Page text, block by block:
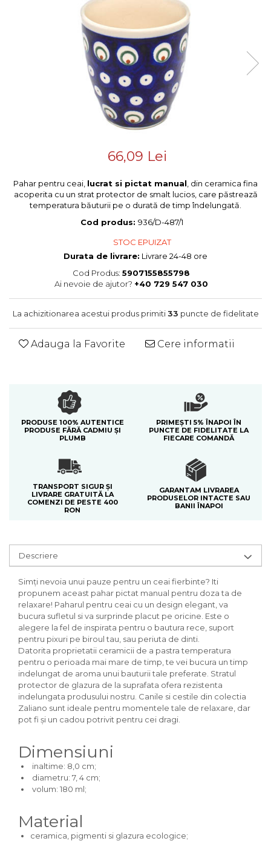
Recipiente depozitare
Accesorii decorative
Colectia Forget-me-nots
Colectia Basket of Blue
Colectiile Country
Colectia Sweet Dreams
Colectia Autumn Garden
Colectia Morning Sunrise
Colectia Infinity
Colectia Morning Glory
Colectia Wild Hearts
Colectia Blue Spring
66,09 Lei
Pahar pentru ceai, lucrat si pictat manual , din ceramica fina
acoperita cu un strat protector de smalt lucios, care păstrează
temperatura băuturii pe o durată de timp îndelungată.
Cod produs: 936/D-487/1
STOC EPUIZAT
Durata de livrare: Livrare 24-48 ore
Cod Produs: 5907155855798
Ai nevoie de ajutor? +40 729 547 030
La achizitionarea acestui produs primiti33 puncte de fidelitate
Adauga la Favorite Cere informatii
PRODUSE 100% AUTENTICE
PRODUSE FĂRĂ CADMIU ȘI
PLUMB
PRIMEȘTI 5% ÎNAPOI ÎN
PUNCTE DE FIDELITATE LA
FIECARE COMANDĂ
TRANSPORT SIGUR ȘI
LIVRARE GRATUITĂ LA
COMENZI DE PESTE 400
RON
GARANTAM LIVRAREA
PRODUSELOR INTACTE SAU
BANII ÎNAPOI
Descriere
Simți nevoia unui pauze pentru un ceai fierbinte? Iti
propunem aceast pahar pictat manual pentru doza ta de
relaxare! Paharul pentru ceai cu un design elegant, va
bucura sufletul si va surprinde placut pe oricine. Este o
alegere la fel de inspirata pentru o bautura rece, suport
pentru pixuri pe biroul tau, sau periuta de dinti.
Datorita proprietatii ceramicii de a pastra temperatura
pentru o perioada mai mare de timp, te vei bucura un timp
indelungat de aroma unui bauturii tale preferate. Stratul
protector de glazura de la suprafata ofera rezistenta
indelungata produsului nostru. Canile si cestile din colectia
Zaliano sunt ideale pentru momentele tale de relaxare, dar
pot fi și un cadou potrivit pentru cei dragi.
Dimensiuni
inaltime: 8,0 cm;
diametru: 7, 4 cm;
volum: 180 ml;
Material
ceramica, pigmenti si glazura ecologice;